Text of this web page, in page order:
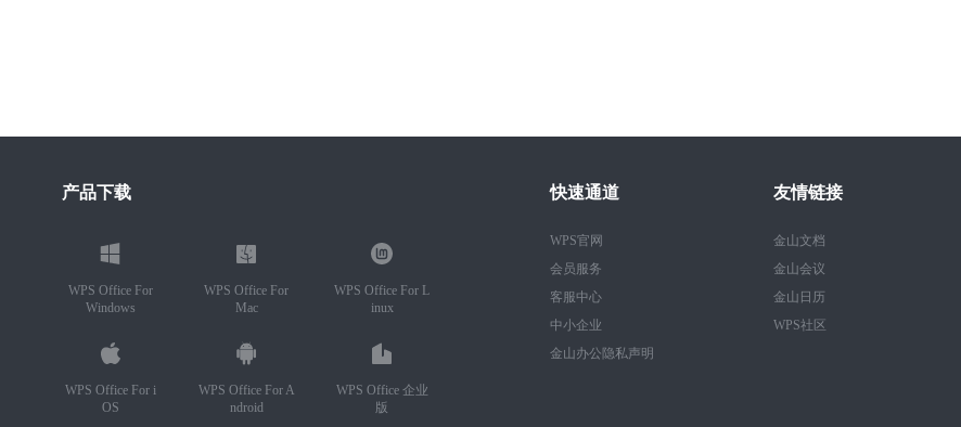
产品下载
WPS Office For
Windows
WPS Office For
Mac
WPS Office For L
inux
WPS Office For i
OS
WPS Office For A
ndroid
WPS Office 企业
版
快速通道
WPS官网
会员服务
客服中心
中小企业
金山办公隐私声明
友情链接
金山文档
金山会议
金山日历
WPS社区